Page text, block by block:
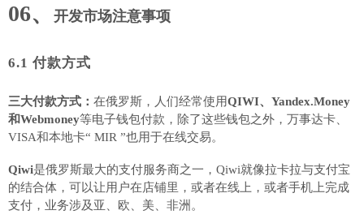
06、 开发市场注意事项
6.1 付款方式
三大付款方式： 在俄罗斯，人们经常使用QIWI、Yandex.Money
和Webmoney等电子钱包付款，除了这些钱包之外，万事达卡、
VISA和本地卡“ MIR ”也用于在线交易。
Qiwi是俄罗斯最大的支付服务商之一， Qiwi就像拉卡拉与支付宝
的结合体，可以让用户在店铺里，或者在线上，或者手机上完成
支付，业务涉及亚、欧、美、非洲。